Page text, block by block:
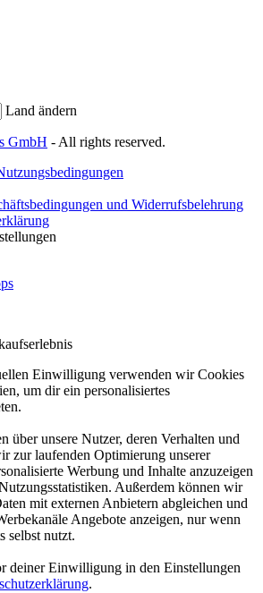
Land ändern
GmbH - All rights reserved.
und Widerrufsbelehrung
Einwilligung verwenden wir Cookies
um dir ein personalisiertes
über unsere Nutzer, deren Verhalten und
zur laufenden Optimierung unserer
Werbung und Inhalte anzuzeigen
Außerdem können wir
mit externen Anbietern abgleichen und
Angebote anzeigen, nur wenn
selbst nutzt.
deiner Einwilligung in den Einstellungen
.